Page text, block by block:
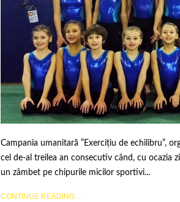
Campania umanitară ”Exercițiu de echilibru”,
cel de-al treilea an consecutiv când, cu ocazia
un zâmbet pe chipurile micilor sportivi...
CONTINUE READING ...